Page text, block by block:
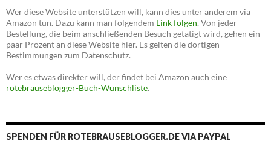
Wer diese Website unterstützen will, kann dies unter anderem via
Amazon tun. Dazu kann man folgendem Link folgen. Von jeder
Bestellung, die beim anschließenden Besuch getätigt wird, gehen ein
paar Prozent an diese Website hier. Es gelten die dortigen
Bestimmungen zum Datenschutz.
Wer es etwas direkter will, der findet bei Amazon auch eine
rotebrauseblogger-Buch-Wunschliste.
SPENDEN FÜR ROTEBRAUSEBLOGGER.DE VIA PAYPAL